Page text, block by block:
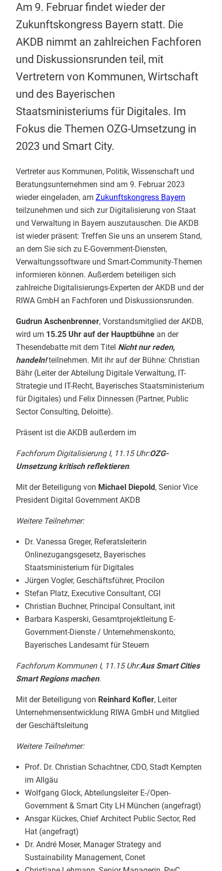
Am 9. Februar findet wieder der
Zukunftskongress Bayern statt. Die
AKDB nimmt an zahlreichen Fachforen
und Diskussionsrunden teil, mit
Vertretern von Kommunen, Wirtschaft
und des Bayerischen
Staatsministeriums für Digitales. Im
Fokus die Themen OZG-Umsetzung in
2023 und Smart City.
Vertreter aus Kommunen, Politik, Wissenschaft und
Beratungsunternehmen sind am 9. Februar 2023
wieder eingeladen, am Zukunftskongress Bayern
teilzunehmen und sich zur Digitalisierung von Staat
und Verwaltung in Bayern auszutauschen. Die AKDB
ist wieder präsent: Treffen Sie uns an unserem Stand,
an dem Sie sich zu E-Government-Diensten,
Verwaltungssoftware und Smart-Community-Themen
informieren können. Außerdem beteiligen sich
zahlreiche Digitalisierungs-Experten der AKDB und der
RIWA GmbH an Fachforen und Diskussionsrunden.
Gudrun Aschenbrenner, Vorstandsmitglied der AKDB,
wird um 15.25 Uhr auf der Hauptbühne an der
Thesendebatte mit dem Titel Nicht nur reden,
handeln!teilnehmen. Mit ihr auf der Bühne: Christian
Bähr (Leiter der Abteilung Digitale Verwaltung, IT-
Strategie und IT-Recht, Bayerisches Staatsministerium
für Digitales) und Felix Dinnessen (Partner, Public
Sector Consulting, Deloitte).
Präsent ist die AKDB außerdem im
Fachforum Digitalisierung I, 11.15 Uhr:OZG-
Umsetzung kritisch reflektieren.
Mit der Beteiligung von Michael Diepold, Senior Vice
President Digital Government AKDB
Weitere Teilnehmer:
Dr. Vanessa Greger, Referatsleiterin
Onlinezugangsgesetz, Bayerisches
Staatsministerium für Digitales
Jürgen Vogler, Geschäftsführer, Procilon
Stefan Platz, Executive Consultant, CGI
Christian Buchner, Principal Consultant, init
Barbara Kasperski, Gesamtprojektleitung E-
Government-Dienste / Unternehmenskonto,
Bayerisches Landesamt für Steuern
Fachforum Kommunen I, 11.15 Uhr:Aus Smart Cities
Smart Regions machen.
Mit der Beteiligung von Reinhard Kofler, Leiter
Unternehmensentwicklung RIWA GmbH und Mitglied
der Geschäftsleitung
Weitere Teilnehmer:
Prof. Dr. Christian Schachtner, CDO, Stadt Kempten
im Allgäu
Wolfgang Glock, Abteilungsleiter E-/Open-
Government & Smart City LH München (angefragt)
Ansgar Kückes, Chief Architect Public Sector, Red
Hat (angefragt)
Dr. André Moser, Manager Strategy and
Sustainability Management, Conet